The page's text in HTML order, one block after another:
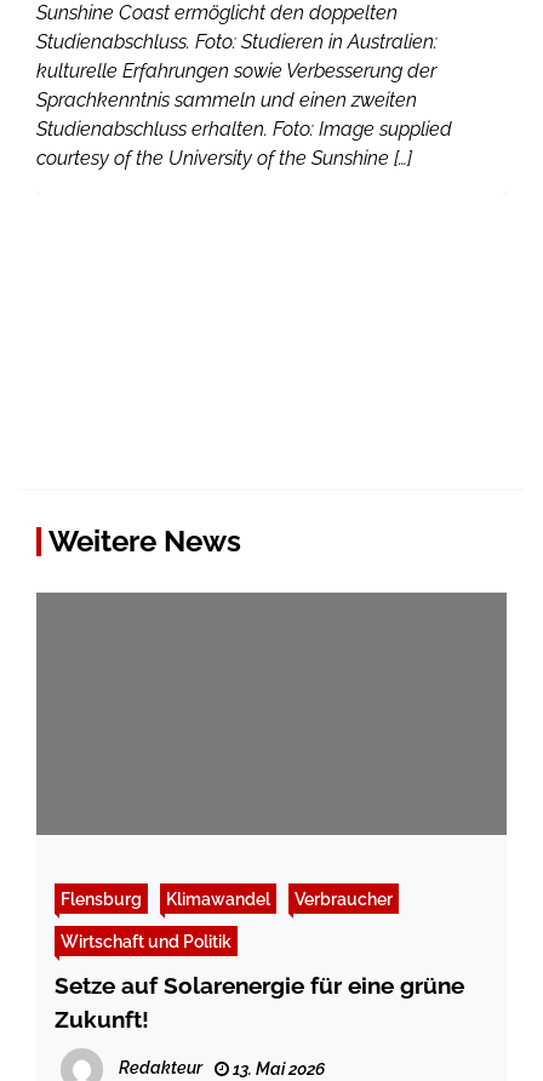
Sunshine Coast ermöglicht den doppelten
Studienabschluss. Foto: Studieren in Australien:
kulturelle Erfahrungen sowie Verbesserung der
Sprachkenntnis sammeln und einen zweiten
Studienabschluss erhalten. Foto: Image supplied
courtesy of the University of the Sunshine […]
Weitere News
Flensburg Klimawandel Verbraucher
Wirtschaft und Politik
Setze auf Solarenergie für eine grüne
Zukunft!
Redakteur 13. Mai 2026